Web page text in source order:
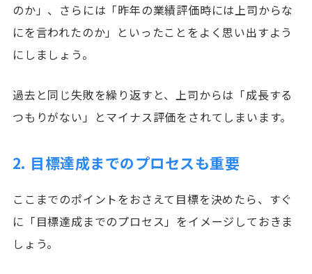
のか」、さらには「昨年の業績評価時には上司からな
にを言われたのか」といったことをよく思い出すよう
にしましょう。
過去と同じ失敗を繰り返すと、上司からは「成長する
つもりがない」とマイナス評価をされてしまいます。
2. 目標達成までのプロセスも重要
ここまでのポイントをおさえて目標を決めたら、すぐ
に「目標達成までのプロセス」をイメージしておきま
しょう。